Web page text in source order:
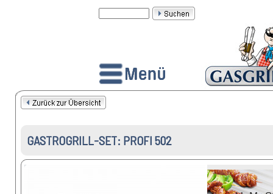
GASTROGRILL-SET: PROFI 502